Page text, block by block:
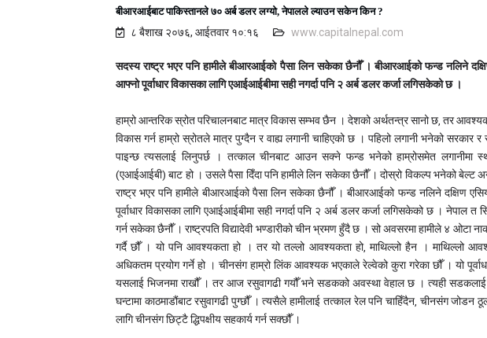
बीआरआईबाट पाकिस्तानले ७० अर्ब डलर लग्यो, नेपालले ल्याउन सकेन किन ?
८ बैशाख २०७६, आईतवार १०:१६ www.capitalnepal.com
सदस्य राष्ट्र भएर पनि हामीले बीआरआईको पैसा लिन सकेका छैनौँ । बीआरआईको फन्ड नलिने
आफ्नो पूर्वाधार विकासका लागि एआईआईबीमा सही नगर्दा पनि २ अर्ब डलर कर्जा लगिसकेको छ ।
हाम्रो आन्तरिक स्रोत परिचालनबाट मात्र विकास सम्भव छैन । देशको अर्थतन्त्र सानो छ, तर
विकास गर्न हाम्रो स्रोतले मात्र पुग्दैन र वाह्य लगानी चाहिएको छ । पहिलो लगानी भनेको
पाइन्छ त्यसलाई लिनुपर्छ । तत्काल चीनबाट आउन सक्ने फन्ड भनेको हाम्रोसमेत लगानीमा
(एआईआईबी) बाट हो । उसले पैसा दिँदा पनि हामीले लिन सकेका छैनौँ । दोस्रो विकल्प भनेको बेल्ट
राष्ट्र भएर पनि हामीले बीआरआईको पैसा लिन सकेका छैनौँ । बीआरआईको फन्ड नलिने दक्षिण
पूर्वाधार विकासका लागि एआईआईबीमा सही नगर्दा पनि २ अर्ब डलर कर्जा लगिसकेको छ । नेपाल त
गर्न सकेका छैनौँ । राष्ट्रपति विद्यादेवी भण्डारीको चीन भ्रमण हुँदै छ । सो अवसरमा हामीले ४ ओटा
गर्दै छौँ । यो पनि आवश्यकता हो । तर यो तल्लो आवश्यकता हो, माथिल्लो हैन । माथिल्लो
अधिकतम प्रयोग गर्ने हो । चीनसंग हाम्रो लिंक आवश्यक भएकाले रेल्वेको कुरा गरेका छौँ । यो
यसलाई भिजनमा राखौँ । तर आज रसुवागढी गयौँ भने सडकको अवस्था वेहाल छ । त्यही
घन्टामा काठमाडौंबाट रसुवागढी पुग्छौँ । त्यसैले हामीलाई तत्काल रेल पनि चाहिँदैन, चीनसंग
लागि चीनसंग छिट्टै द्धिपक्षीय सहकार्य गर्न सक्छौँ ।